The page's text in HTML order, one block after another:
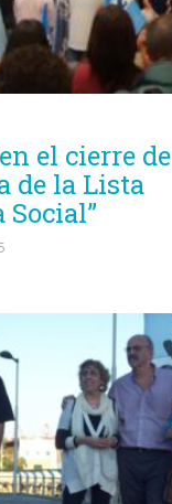
el cierre de
de la Lista
Social”